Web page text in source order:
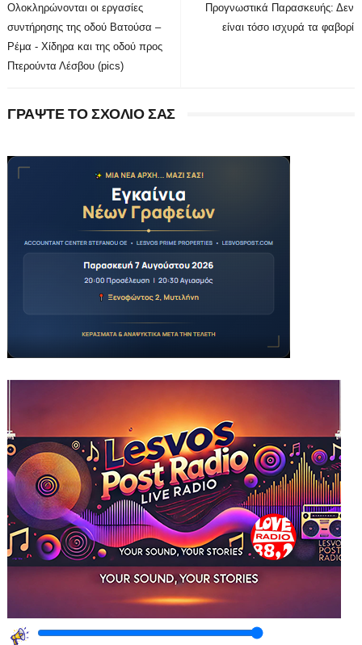
Προγνωστικά Παρασκευής: Δεν
είναι τόσο ισχυρά τα φαβορί
Ολοκληρώνονται οι εργασίες
συντήρησης της οδού Βατούσα –
Ρέμα - Χίδηρα και της οδού προς
Πτερούντα Λέσβου (pics)
ΓΡΑΨΤΕ ΤΟ ΣΧΟΛΙΟ ΣΑΣ